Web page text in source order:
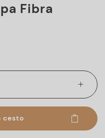
Fibra
cesto